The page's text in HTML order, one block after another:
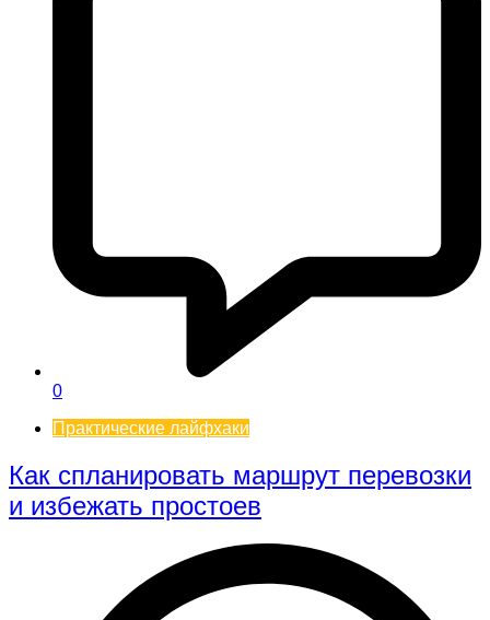
0
Практические лайфхаки
Как спланировать маршрут перевозки
и избежать простоев